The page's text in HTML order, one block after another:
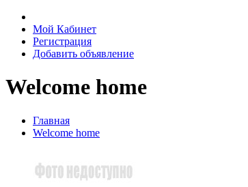
Мой Кабинет
Регистрация
Добавить объявление
Welcome home
Главная
Welcome home